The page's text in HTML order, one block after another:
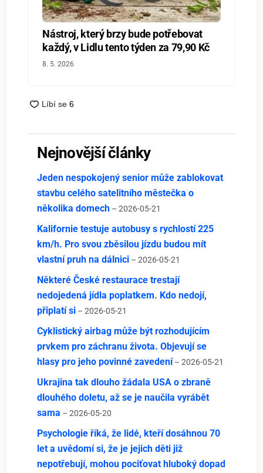
Nástroj, který brzy bude potřebovat
každý, v Lidlu tento týden za 79,90 Kč
8. 5. 2026
Nejnovější články
Jeden nespokojený senior může zablokovat
stavbu celého satelitního městečka o
několika domech – 2026-05-21
Kalifornie testuje autobusy s rychlostí 225
km/h. Pro svou zběsilou jízdu budou mít
vlastní pruh na dálnici – 2026-05-21
Některé České restaurace trestají
nedojedená jídla poplatkem. Kdo nedojí,
připlatí si – 2026-05-21
Cyklistický airbag může být rozhodujícím
prvkem pro záchranu života. Objevují se
hlasy pro jeho povinné zavedení – 2026-05-21
Ukrajina tak dlouho žádala USA o zbraně
dlouhého doletu, až se je naučila vyrábět
sama – 2026-05-20
Psychologie říká, že lidé, kteří dosáhnou 70
let a uvědomí si, že je jejich děti již
nepotřebují, mohou pociťovat hluboký dopad